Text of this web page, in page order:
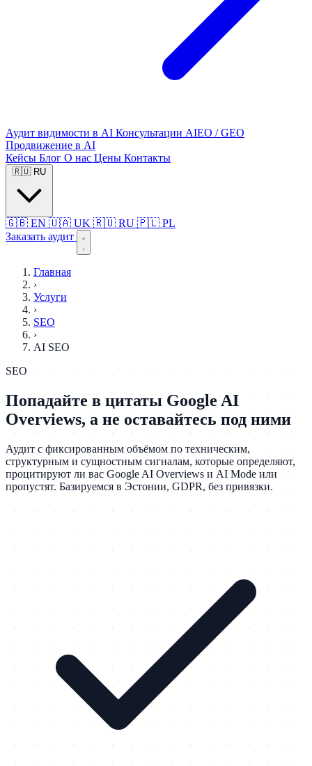
Аудит видимости в AI Консультации AIEO / GEO
Продвижение в AI
Кейсы Блог О нас Цены Контакты
🇷🇺 RU
🇬🇧 EN 🇺🇦 UK 🇷🇺 RU 🇵🇱 PL
Заказать аудит
Главная
›
Услуги
›
SEO
›
AI SEO
SEO
Попадайте в цитаты Google AI
Overviews, а не оставайтесь под ними
Аудит с фиксированным объёмом по техническим,
структурным и сущностным сигналам, которые определяют,
процитируют ли вас Google AI Overviews и AI Mode или
пропустят. Базируемся в Эстонии, GDPR, без привязки.